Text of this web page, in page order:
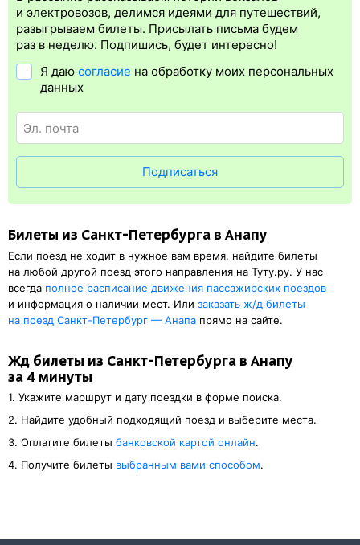
Электронная регистрацияпроизводитсясразупосле оплаты
билета.Электронная регистрация— это опция, которая
упрощает жизнь пассажиру. Её плюс в том, что не обязательно
регистрация доступна почти для всех заказов,исключение
составляют поезда
в электронном ж/д билете. А в случае отсутствия электронной
и электровозов, делимся идеями для путешествий,
разыгрываем билеты. Присылать письма будем
раз в неделю. Подпишись, будет интересно!
Я даю согласие на обработку моих персональных
данных
Подписаться
Билеты из Санкт-Петербурга в Анапу
Если поезд не ходит в нужное вам время, найдите билеты
на любой другой поезд этого направления на Туту.ру. У нас
всегда полное расписание движения пассажирских поездов
и информация о наличии мест. Или заказать ж/д билеты
на поезд Санкт-Петербург — Анапа прямо на сайте.
Жд билеты из Санкт-Петербурга в Анапу
за 4 минуты
1. Укажите маршрут и дату поездки в форме поиска.
2. Найдите удобный подходящий поезд и выберите места.
3. Оплатите билеты банковской картой онлайн.
4. Получите билеты выбранным вами способом.